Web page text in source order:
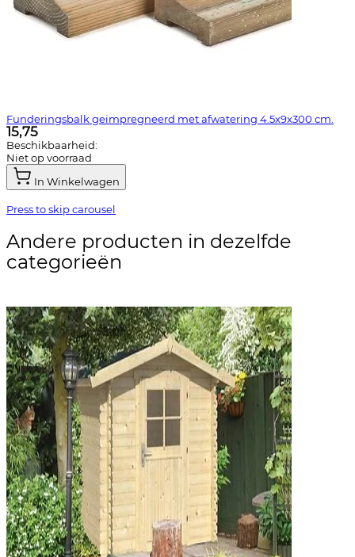
Funderingsbalk geimpregneerd met afwatering 4.5x9x300 cm.
15,75
Beschikbaarheid:
Niet op voorraad
In Winkelwagen
Press to skip carousel
Andere producten in dezelfde
categorieën